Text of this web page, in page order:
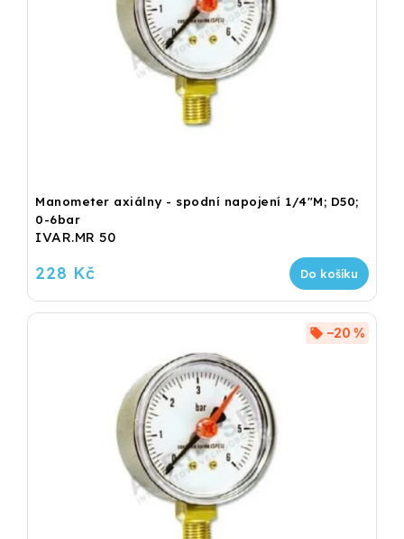
Manometer axiálny - spodní napojení 1/4"M; D50;
0-6bar
IVAR.MR 50
228 Kč Do košíku
–20 %